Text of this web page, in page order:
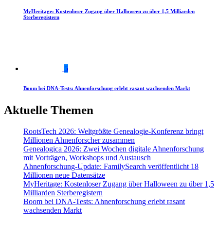
MyHeritage: Kostenloser Zugang über Halloween zu über 1,5 Milliarden
Sterberegistern
5
Boom bei DNA-Tests: Ahnenforschung erlebt rasant wachsenden Markt
Aktuelle Themen
RootsTech 2026: Weltgrößte Genealogie-Konferenz bringt
Millionen Ahnenforscher zusammen
Genealogica 2026: Zwei Wochen digitale Ahnenforschung
mit Vorträgen, Workshops und Austausch
Ahnenforschung-Update: FamilySearch veröffentlicht 18
Millionen neue Datensätze
MyHeritage: Kostenloser Zugang über Halloween zu über 1,5
Milliarden Sterberegistern
Boom bei DNA-Tests: Ahnenforschung erlebt rasant
wachsenden Markt